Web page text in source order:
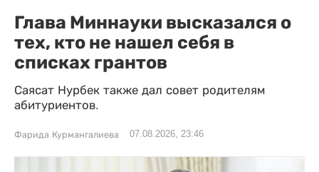
Глава Миннауки высказался о
тех, кто не нашел себя в
списках грантов
Саясат Нурбек также дал совет родителям
абитуриентов.
Фарида Курмангалиева 07.08.2026, 23:46